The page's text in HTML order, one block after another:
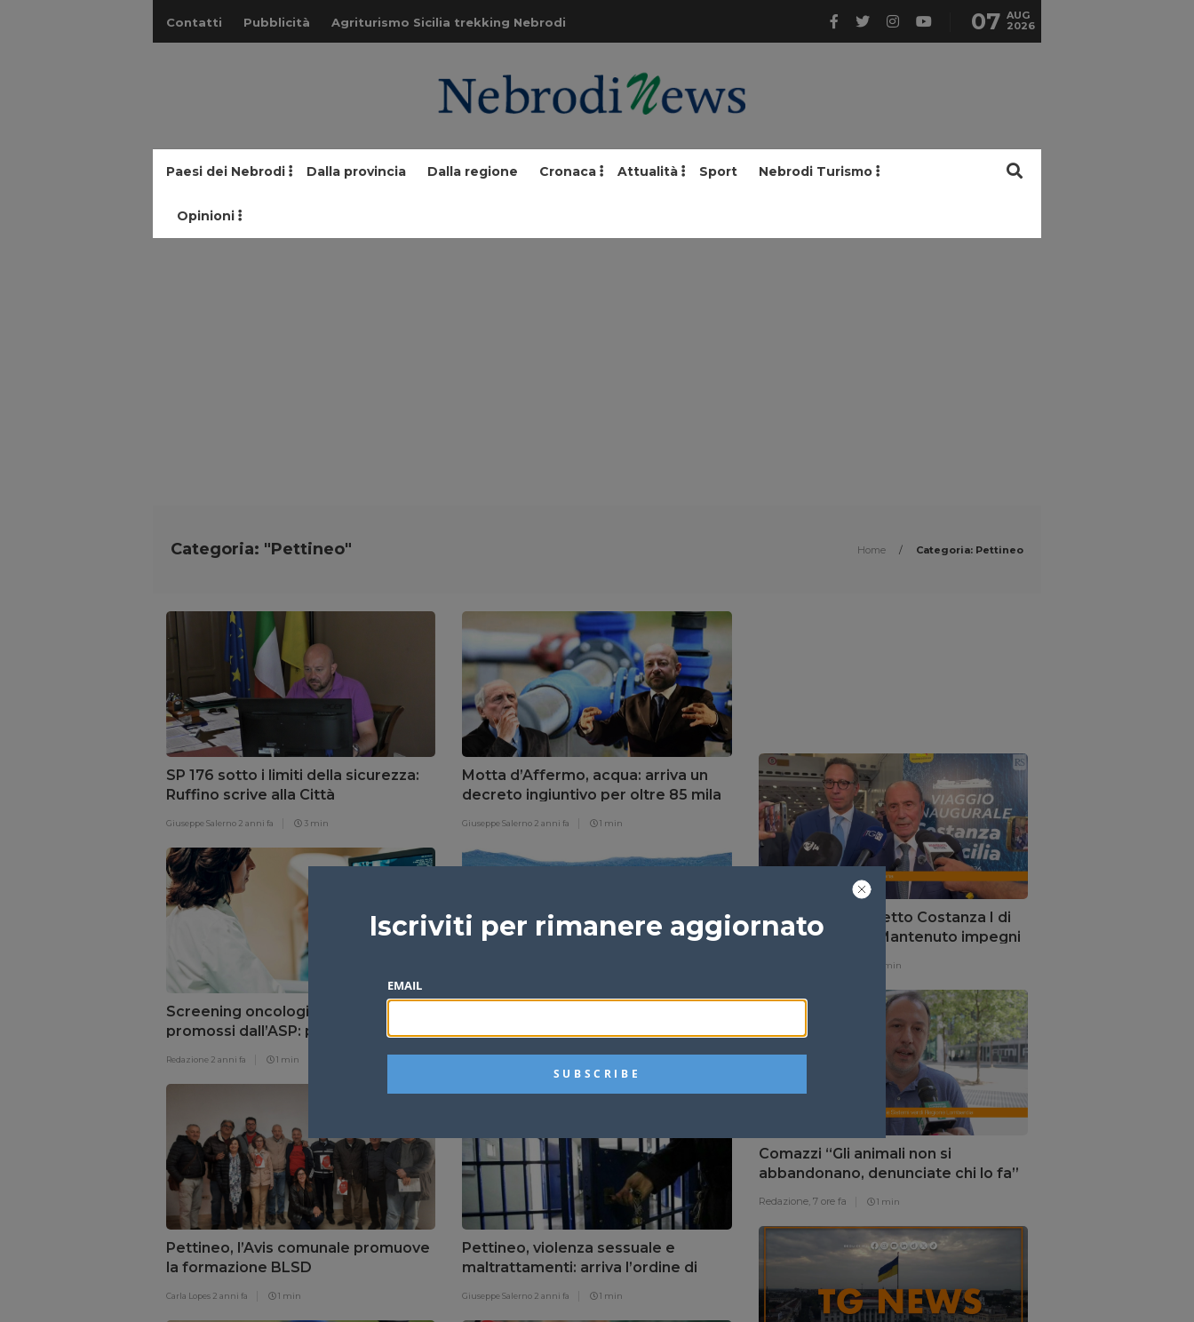
Contatti Pubblicità Agriturismo Sicilia trekking Nebrodi 07 AUG
2026
Paesi dei Nebrodi Dalla provincia Dalla regione Cronaca Attualità Sport Nebrodi Turismo
Opinioni
Categoria: "Pettineo" Home / Categoria: Pettineo
SP 176 sotto i limiti della sicurezza:
Ruffino scrive alla Città
Giuseppe Salerno 2 anni fa 3 min
Motta d’Affermo, acqua: arriva un
decreto ingiuntivo per oltre 85 mila
Giuseppe Salerno 2 anni fa 1 min
Screening oncologici gratuiti
promossi dall’ASP: prenotare per
Redazione 2 anni fa 1 min
Pettineo, l’Avis comunale promuove
la formazione BLSD
Carla Lopes 2 anni fa 1 min
Pettineo, violenza sessuale e
maltrattamenti: arriva l’ordine di
Giuseppe Salerno 2 anni fa 1 min
Inaugurato traghetto Costanza I di
Sicilia, Schifani “Mantenuto impegni
1 min
Comazzi “Gli animali non si
abbandonano, denunciate chi lo fa”
Redazione, 7 ore fa 1 min
Iscriviti per rimanere aggiornato
EMAIL